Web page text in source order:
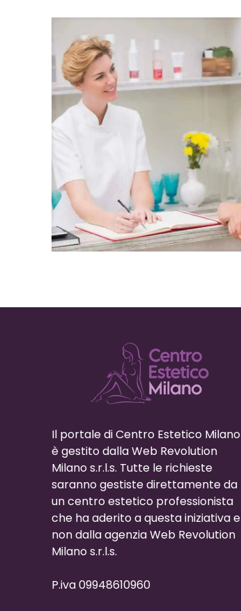
Il portale di Centro Estetico Milano
è gestito dalla Web Revolution
Milano s.r.l.s. Tutte le richieste
saranno gestiste direttamente da
un centro estetico professionista
che ha aderito a questa iniziativa e
non dalla agenzia Web Revolution
Milano s.r.l.s.
P.iva 09948610960